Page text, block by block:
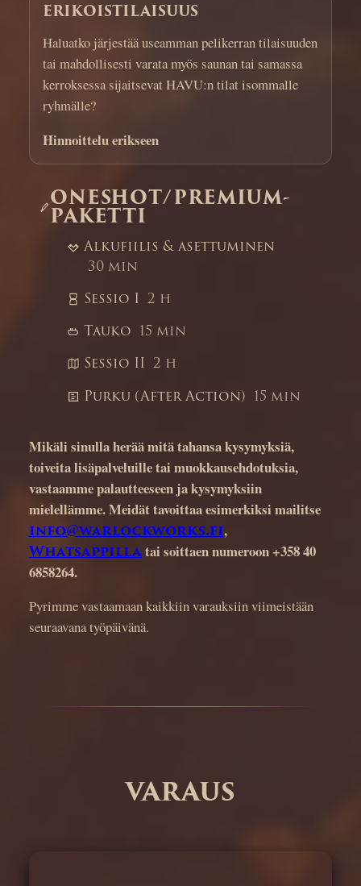
ERIKOISTILAISUUS
Haluatko järjestää useamman pelikerran tilaisuuden
tai mahdollisesti varata myös saunan tai samassa
kerroksessa sijaitsevat HAVU:n tilat isommalle
ryhmälle?
Hinnoittelu erikseen
ONESHOT/PREMIUM-
PAKETTI
Alkufiilis & asettuminen
30 min
Sessio I 2 h
Tauko 15 min
Sessio II 2 h
Purku (After Action) 15 min
Mikäli sinulla herää mitä tahansa kysymyksiä,
toiveita lisäpalveluille tai muokkausehdotuksia,
vastaamme palautteeseen ja kysymyksiin
mielellämme. Meidät tavoittaa esimerkiksi mailitse
info@warlockworks.fi,
Whatsappillatai soittaen numeroon +358 40
6858264.
Pyrimme vastaamaan kaikkiin varauksiin viimeistään
seuraavana työpäivänä.
VARAUS